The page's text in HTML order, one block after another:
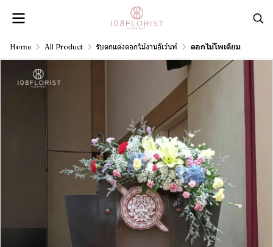
Home All Product รับตกแต่งดอกไม้งานอีเว้นท์ ดอกไม้โพเดียม